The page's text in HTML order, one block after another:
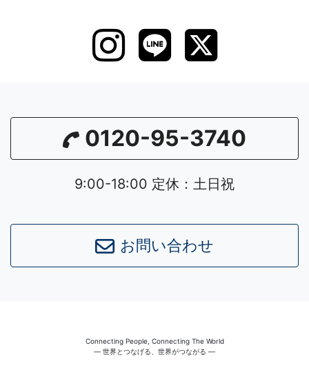
0120-95-3740
9:00-18:00 定休：土日祝
お問い合わせ
Connecting People, Connecting The World
― 世界とつなげる、世界がつながる ―